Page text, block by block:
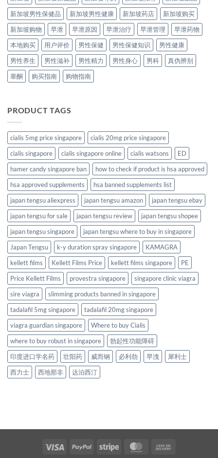
新加坡男性保健品
新加坡男性健康 新加坡药店
新加坡购买
新加坡购物
早泄 早泄原因 早泄治疗 早泄管理
早泄药物
本地购买
用户评价 男性保健 男性保健知识
男性健康
男性养生
男性滋补 男性精力 男性身心 男科
真伪辨别
睾酮
购买指南 购物指南
PRODUCT TAGS
cialis 5mg price singapore
cialis 20mg price singapore
cialis singapore
cialis singapore online cialis watsons
ED
hamer candy singapore ban
how to check if product is hsa approved
hsa approved supplements
hsa banned supplements list
japan tengsu aliexpress
japan tengsu amazon
japan tengsu ebay
japan tengsu for sale
japan tengsu review
japan tengsu shopee
japan tengsu singapore
japan tengsu where to buy in singapore
Japan Tengsu
k-y duration spray singapore
KAMAGRA
kellett films
Kellett Films Price kellett films singapore
PE
Price Kellett Films
provestra singapore
singapore clinic viagra
sire viagra
slimming products banned in singapore
tadalafil 5mg singapore
tadalafil 20mg singapore
viagra guardian singapore
Where to buy Cialis
where to buy robust in singapore
勃起性功能障碍
印度进口学名药
壮阳药 威而钢 必利劲 早洩
犀利士
西力士
西地那非 达泊西汀
Visa PayPal Stripe MasterCard